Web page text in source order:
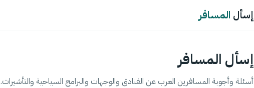
إسأل المسافر
إسأل المسافر
أسئلة وأجوبة المسافرين العرب عن الفنادق والوجهات والبرامج السياحية والتأشيرات.